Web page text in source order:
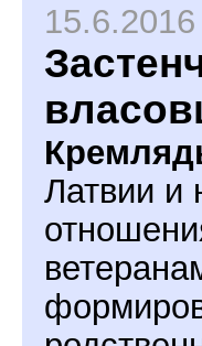
15.6.2016
Латвии и